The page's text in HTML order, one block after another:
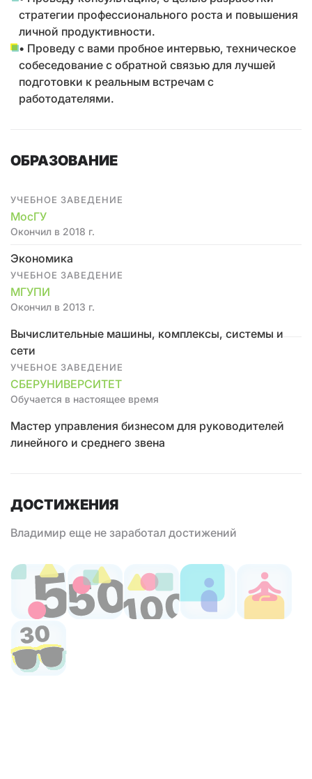
стратегии профессионального роста и повышения
личной продуктивности.
• Проведу с вами пробное интервью, техническое
собеседование с обратной связью для лучшей
подготовки к реальным встречам с
работодателями.
ОБРАЗОВАНИЕ
УЧЕБНОЕ ЗАВЕДЕНИЕ
МосГУ
Окончил в 2018 г.
Экономика
УЧЕБНОЕ ЗАВЕДЕНИЕ
МГУПИ
Окончил в 2013 г.
Вычислительные машины, комплексы, системы и
сети
УЧЕБНОЕ ЗАВЕДЕНИЕ
СБЕРУНИВЕРСИТЕТ
Обучается в настоящее время
Мастер управления бизнесом для руководителей
линейного и среднего звена
ДОСТИЖЕНИЯ
Владимир еще не заработал достижений